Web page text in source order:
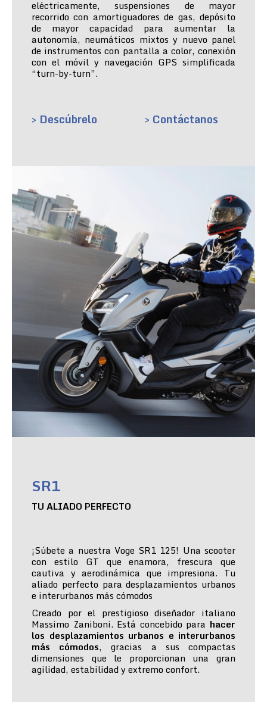
eléctricamente, suspensiones de mayor
recorrido con amortiguadores de gas, depósito
de mayor capacidad para aumentar la
autonomía, neumáticos mixtos y nuevo panel
de instrumentos con pantalla a color, conexión
con el móvil y navegación GPS simplificada
“turn-by-turn”.
> Descúbrelo > Contáctanos
SR1
TU ALIADO PERFECTO
¡Súbete a nuestra Voge SR1 125! Una scooter
con estilo GT que enamora, frescura que
cautiva y aerodinámica que impresiona. Tu
aliado perfecto para desplazamientos urbanos
e interurbanos más cómodos
Creado por el prestigioso diseñador italiano
Massimo Zaniboni. Está concebido para hacer
los desplazamientos urbanos e interurbanos
más cómodos, gracias a sus compactas
dimensiones que le proporcionan una gran
agilidad, estabilidad y extremo confort.